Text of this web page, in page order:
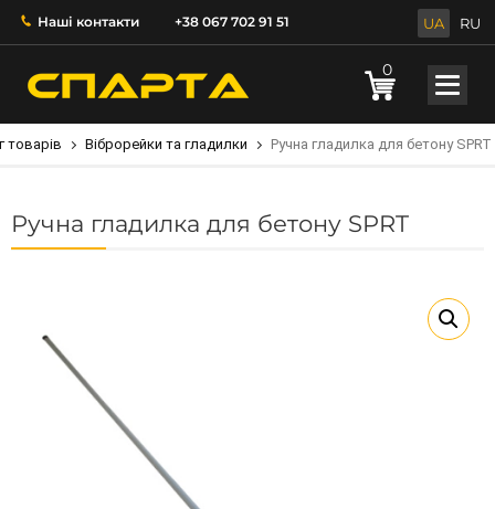
Наші контакти +38 067 702 91 51 UA RU
0
товарів Віброрейки та гладилки Ручна гладилка для бетону SPRT
Ручна гладилка для бетону SPRT